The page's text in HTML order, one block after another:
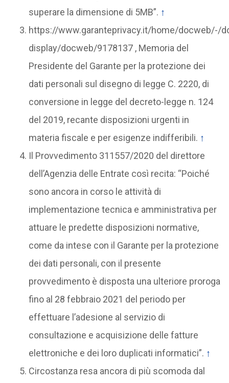
superare la dimensione di 5MB”. ↑
https://www.garanteprivacy.it/home/docweb/-/
display/docweb/9178137 , Memoria del
Presidente del Garante per la protezione dei
dati personali sul disegno di legge C. 2220, di
conversione in legge del decreto-legge n. 124
del 2019, recante disposizioni urgenti in
materia fiscale e per esigenze indifferibili. ↑
Il Provvedimento 311557/2020 del direttore
dell’Agenzia delle Entrate così recita: “Poiché
sono ancora in corso le attività di
implementazione tecnica e amministrativa per
attuare le predette disposizioni normative,
come da intese con il Garante per la protezione
dei dati personali, con il presente
provvedimento è disposta una ulteriore proroga
fino al 28 febbraio 2021 del periodo per
effettuare l’adesione al servizio di
consultazione e acquisizione delle fatture
elettroniche e dei loro duplicati informatici”. ↑
Circostanza resa ancora di più scomoda dal